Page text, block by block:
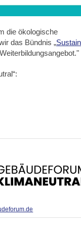
die ökologische
das Bündnis „